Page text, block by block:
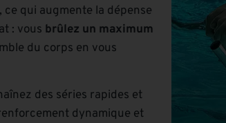
qui augmente la dépense
: vous brûlez un maximum
du corps en vous
des séries rapides et
dynamique et